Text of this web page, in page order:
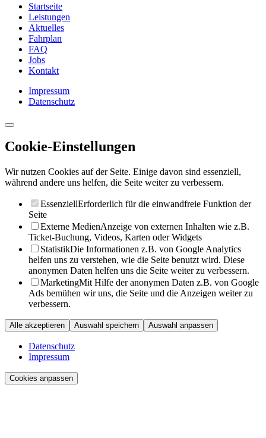
Startseite
Leistungen
Aktuelles
Fahrplan
FAQ
Jobs
Kontakt
Impressum
Datenschutz
Cookie-Einstellungen
Wir nutzen Cookies auf der Seite. Einige davon sind essenziell,
während andere uns helfen, die Seite weiter zu verbessern.
EssenziellErforderlich für die einwandfreie Funktion der
Seite
Externe MedienAnzeige von externen Inhalten wie z.B.
Ticket-Buchung, Videos, Karten oder Widgets
StatistikDie Informationen z.B. von Google Analytics
helfen uns zu verstehen, wie die Seite benutzt wird. Diese
anonymen Daten helfen uns die Seite weiter zu verbessern.
MarketingMit Hilfe der anonymen Daten z.B. von Google
Ads bemühen wir uns, die Seite und die Anzeigen weiter zu
verbessern.
Alle akzeptieren Auswahl speichern Auswahl anpassen
Datenschutz
Impressum
Cookies anpassen